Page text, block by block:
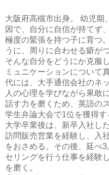
大阪府高槻市出身。 幼児期
因で、自分に自信が持てず
極度の緊張を持つ子に育つ
うに、周りに合わせる癖が
そんな自分をどうにか克服
ミュニケーションについて
代には、大手通信会社のネ
人の心理を学びながら果敢
話す力を磨くため、英語の
学生弁論大会で1位を獲得す
大学卒業後は、新卒入社し
訪問販売営業を経験し、入
をおさめる。その後、延べ
セリングを行う仕事を経験
を磨く。